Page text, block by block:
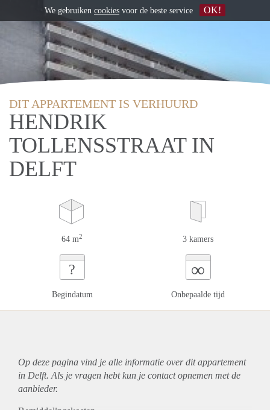
DIT APPARTEMENT IS VERHUURD
HENDRIK
TOLLENSSTRAAT IN
DELFT
64 m2 3 kamers
?
Begindatum
∞
Onbepaalde tijd
Op deze pagina vind je alle informatie over ditappartement
in Delft. Als je vragen hebt kun je contact opnemen met de
aanbieder.
We gebruiken cookies voor de beste service OK!